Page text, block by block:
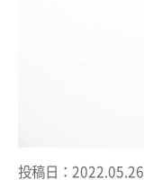
投稿日： 2022.05.26